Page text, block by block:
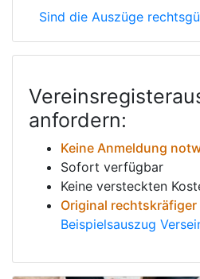
Sind die Auszüge
anfordern:
Keine Anmeldung
Sofort verfügbar
Keine versteckten
Original rechtskräfiger
Beispielsauszug